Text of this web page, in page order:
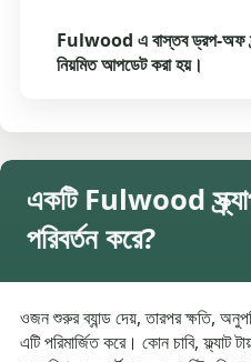
Fulwood এ বাস্তব ড্রপ-অফ
নিয়মিত আপডেট করা হয়।
একটি Fulwood
পরিবর্তন করে?
ওজন শুরুর ব্যান্ড দেয়, তারপর ক্ষতি,
এটি পরিমার্জিত করে। কোন চাবি, ফ্ল্যাট